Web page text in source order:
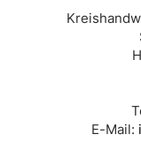
E-Mail: